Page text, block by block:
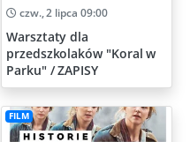
czw., 2 lipca 09:00
Warsztaty dla
przedszkolaków "Koral w
Parku" / ZAPISY
FILM